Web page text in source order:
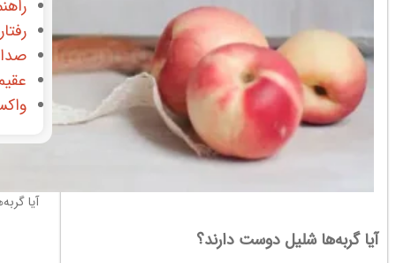
آیا
آیا گربه‌ها شلیل دوست دارند؟